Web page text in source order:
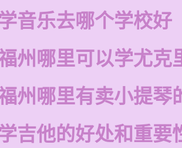
音乐去哪个学校好
州哪里可以学尤克
州哪里有卖小提琴
吉他的好处和重要